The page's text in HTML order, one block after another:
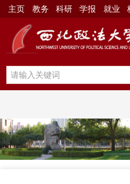
主页 教务 科研 学报 就业